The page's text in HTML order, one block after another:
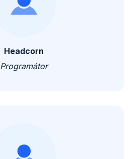
Headcorn
Programátor